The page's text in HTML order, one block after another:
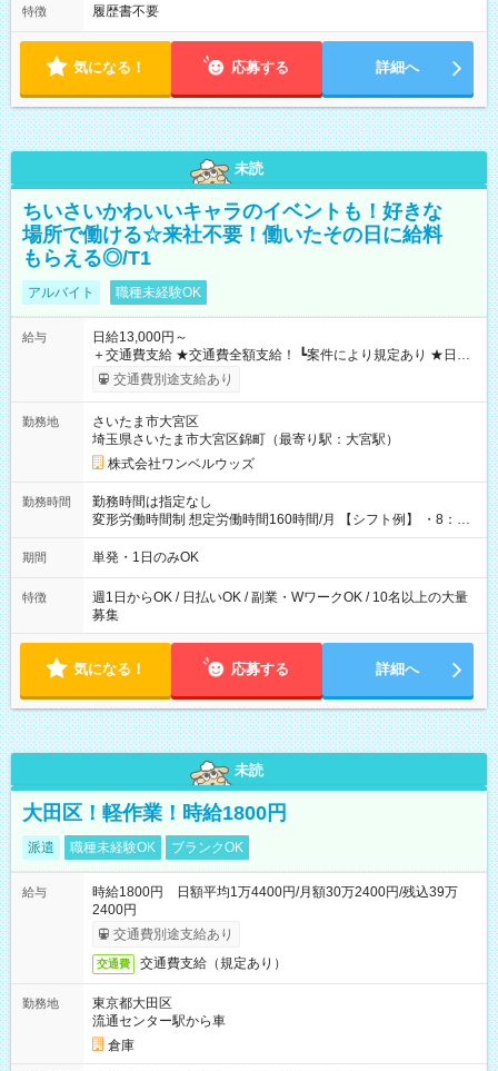
特徴 履歴書不要
気になる！ 応募する 詳細へ
未読
ちいさいかわいいキャラのイベントも！好きな
場所で働ける☆来社不要！働いたその日に給料
もらえる◎/T1
アルバイト 職種未経験OK
給与
日給13,000円～
＋交通費支給 ★交通費全額支給！ ┗案件により規定あり ★日払
いOK！（規定あり） ┗働いたその日に現金GET♪ お仕事後はコ
ンビニATMから 日払い分を引き落とせます！ 【試用期間】試
交通費別途支給あり
勤務地
さいたま市大宮区
埼玉県さいたま市大宮区錦町（最寄り駅：大宮駅）
株式会社ワンベルウッズ
勤務時間
勤務時間は指定なし
変形労働時間制 想定労働時間160時間/月 【シフト例】 ・8：00
～21：00
期間 単発・1日のみOK
特徴
週1日からOK / 日払いOK / 副業・WワークOK / 10名以上の大量
募集
気になる！ 応募する 詳細へ
未読
大田区！軽作業！時給1800円
派遣 職種未経験OK ブランクOK
給与
時給1800円 日額平均1万4400円/月額30万2400円/残込39万
2400円
交通費別途支給あり
交通費 交通費支給（規定あり）
勤務地
東京都大田区
流通センター駅から車
倉庫